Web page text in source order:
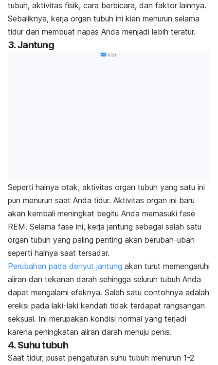
tubuh, aktivitas fisik, cara berbicara, dan faktor lainnya.
Sebaliknya, kerja organ tubuh ini kian menurun selama
tidur dan membuat napas Anda menjadi lebih teratur.
3. Jantung
Iklan
Seperti halnya otak, aktivitas organ tubuh yang satu ini
pun menurun saat Anda tidur. Aktivitas organ ini baru
akan kembali meningkat begitu Anda memasuki fase
REM. Selama fase ini, kerja jantung sebagai salah satu
organ tubuh yang paling penting akan berubah-ubah
seperti halnya saat tersadar.
Perubahan pada denyut jantung akan turut memengaruhi
aliran dan tekanan darah sehingga seluruh tubuh Anda
dapat mengalami efeknya. Salah satu contohnya adalah
ereksi pada laki-laki kendati tidak terdapat rangsangan
seksual. Ini merupakan kondisi normal yang terjadi
karena peningkatan aliran darah menuju penis.
4. Suhu tubuh
Saat tidur, pusat pengaturan suhu tubuh menurun 1-2